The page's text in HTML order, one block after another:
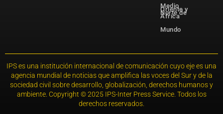
Medio
Oriente y
Norte de
África
Mundo
IPS es una institución internacional de comunicación cuyo eje es una
agencia mundial de noticias que amplifica las voces del Sur y de la
sociedad civil sobre desarrollo, globalización, derechos humanos y
ambiente. Copyright © 2025 IPS-Inter Press Service. Todos los
derechos reservados.